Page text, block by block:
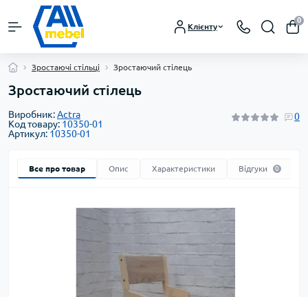
Клієнту
0
Зростаючі стільці Зростаючий стілець
Зростаючий стілець
Виробник:Actra
Код товару: 10350-01
Артикул: 10350-01
0
Все про товар Опис Характеристики Відгуки 0